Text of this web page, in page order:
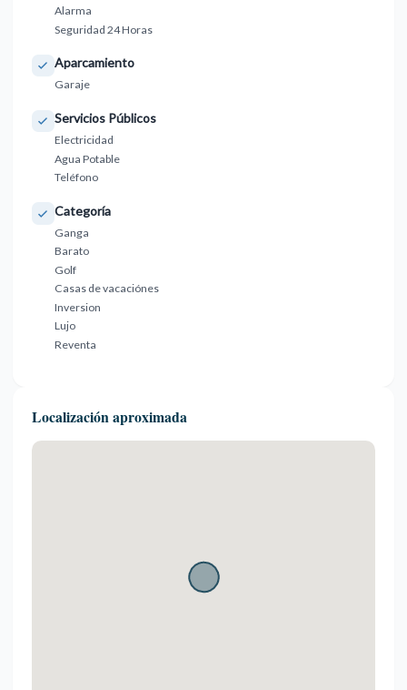
Alarma
Seguridad 24 Horas
Aparcamiento
Garaje
Servicios Públicos
Electricidad
Agua Potable
Teléfono
Categoría
Ganga
Barato
Golf
Casas de vacaciónes
Inversion
Lujo
Reventa
Localización aproximada